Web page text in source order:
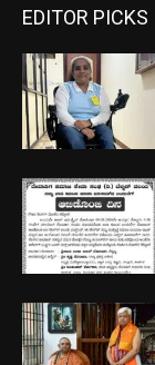
EDITOR PICKS